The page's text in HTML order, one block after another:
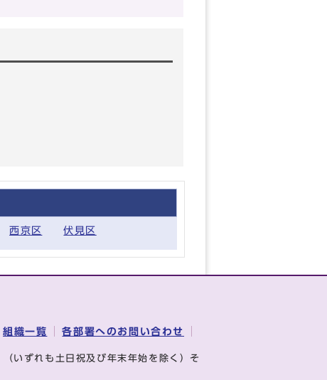
西京区 伏見区
組織一覧 各部署へのお問い合わせ
（いずれも土日祝及び年末年始を除く）そ